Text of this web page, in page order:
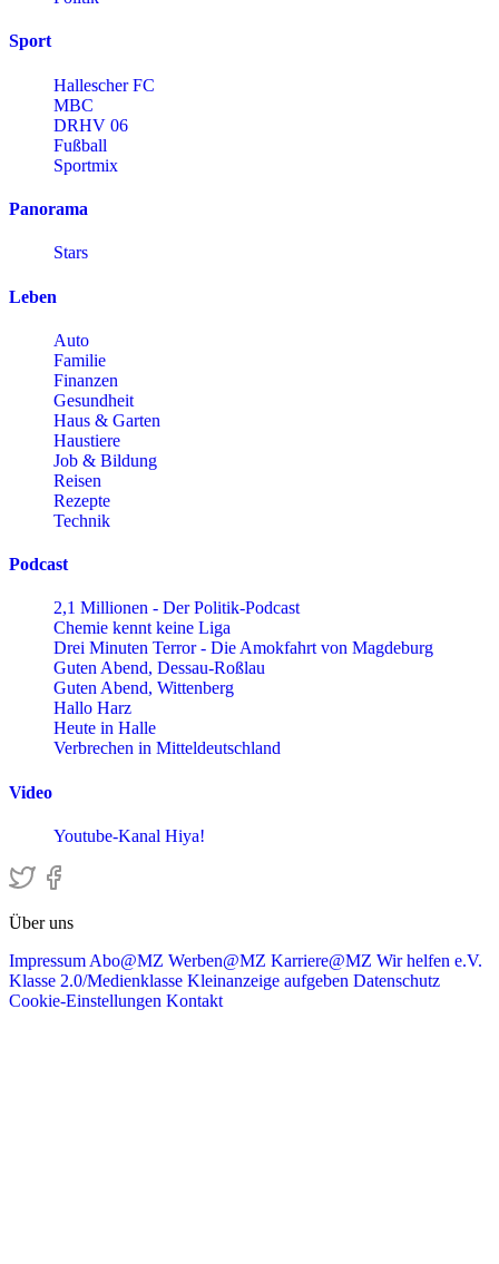
Sport
Hallescher FC
MBC
DRHV 06
Fußball
Sportmix
Panorama
Stars
Leben
Auto
Familie
Finanzen
Gesundheit
Haus & Garten
Haustiere
Job & Bildung
Reisen
Rezepte
Technik
Podcast
2,1 Millionen - Der Politik-Podcast
Chemie kennt keine Liga
Drei Minuten Terror - Die Amokfahrt von Magdeburg
Guten Abend, Dessau-Roßlau
Guten Abend, Wittenberg
Hallo Harz
Heute in Halle
Verbrechen in Mitteldeutschland
Video
Youtube-Kanal Hiya!
Über uns
Impressum Abo@MZ Werben@MZ Karriere@MZ Wir helfen e.V.
Klasse 2.0/Medienklasse Kleinanzeige aufgeben Datenschutz
Cookie-Einstellungen Kontakt